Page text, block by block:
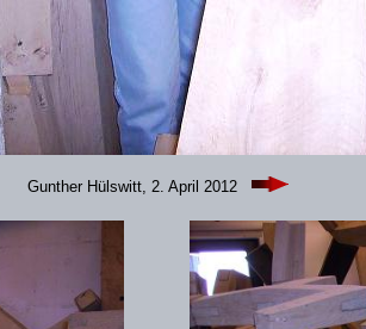
Gunther Hülswitt, 2. April 2012